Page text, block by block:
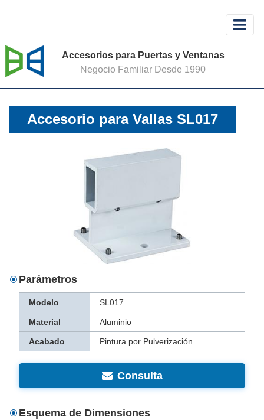
Accesorios para Puertas y Ventanas
Negocio Familiar Desde 1990
Accesorio para Vallas SL017
Parámetros
Modelo SL017
Material Aluminio
Acabado Pintura por Pulverización
Consulta
Esquema de Dimensiones